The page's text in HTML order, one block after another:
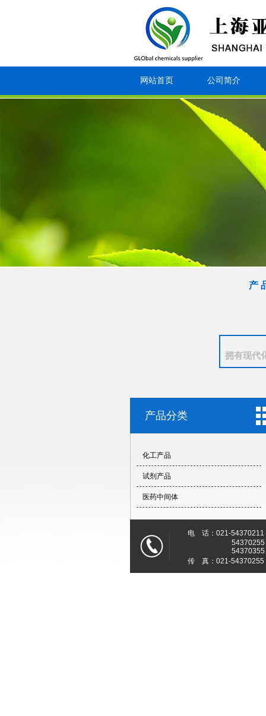
网站首页 公司简介
产
拥有现代
产品分类
化工产品
试剂产品
医药中间体
电 话：021-54370211
54370255
54370355
传 真：021-54370255